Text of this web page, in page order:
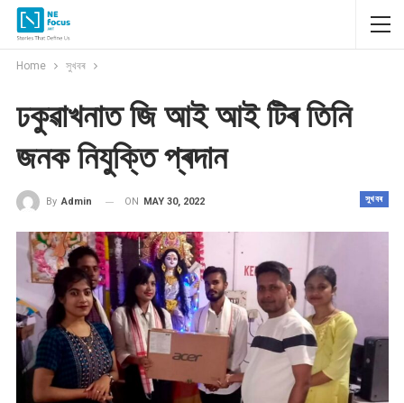
Home সুখবৰ
ঢকুৱাখনাত জি আই আই টিৰ তিনি
জনক নিযুক্তি প্ৰদান
সুখবৰ
By Admin ON MAY 30, 2022